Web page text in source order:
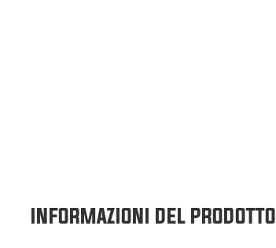
INFORMAZIONI DEL PRODOTTO